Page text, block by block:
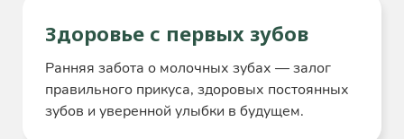
Здоровье с первых зубов
Ранняя забота о молочных зубах — залог
правильного прикуса, здоровых постоянных
зубов и уверенной улыбки в будущем.